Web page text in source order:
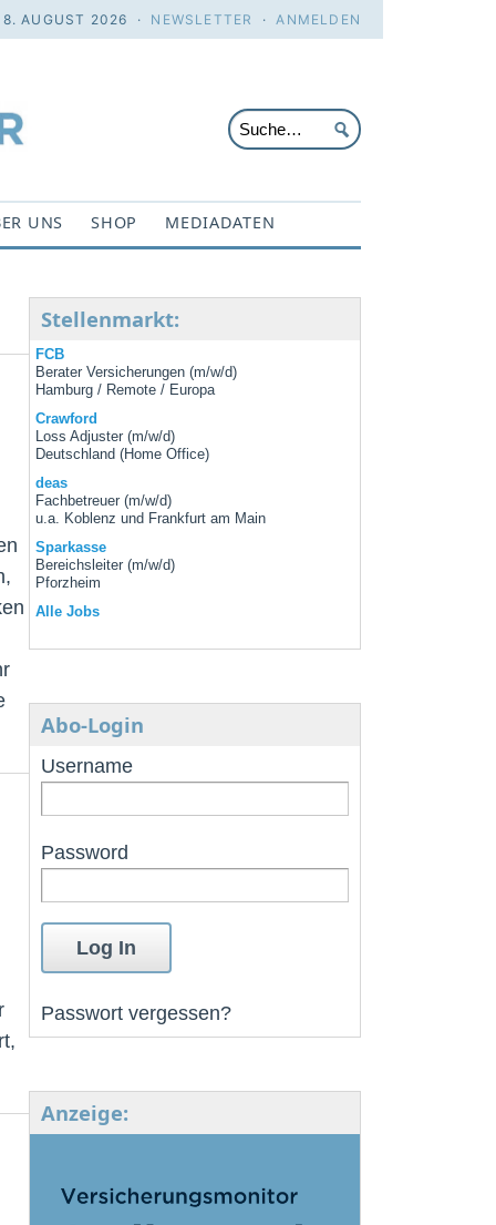
8. AUGUST 2026 · NEWSLETTER ·ANMELDEN
UNS SHOP MEDIADATEN
Stellenmarkt:
FCB
Berater Versicherungen (m/w/d)
Hamburg / Remote / Europa
Crawford
Loss Adjuster (m/w/d)
Deutschland (Home Office)
deas
Fachbetreuer (m/w/d)
u.a. Koblenz und Frankfurt am Main
Sparkasse
Bereichsleiter (m/w/d)
Pforzheim
Alle Jobs
Abo-Login
Username
Password
Passwort vergessen?
Anzeige: